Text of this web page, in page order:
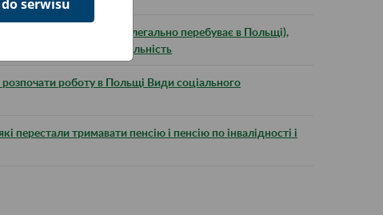
України, який легально перебуває в Польщі),
підприємницьку діяльність
розпочати роботу в Польщі Види соціального
перестали тримавати пенсію і пенсію по інвалідності і
serwisu